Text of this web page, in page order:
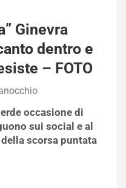
Ginevra
dentro e
– FOTO
occasione di
sui social e al
scorsa puntata